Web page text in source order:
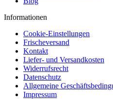
Informationen
Cookie-Einstellungen
Frischeversand
Kontakt
Liefer- und Versandkosten
Widerrufsrecht
Datenschutz
Allgemeine
Impressum